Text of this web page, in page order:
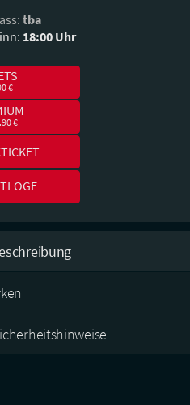
tba
18:00 Uhr
€
€